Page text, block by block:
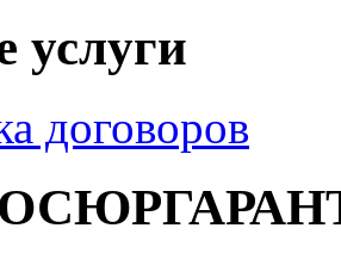
услуги
договоров